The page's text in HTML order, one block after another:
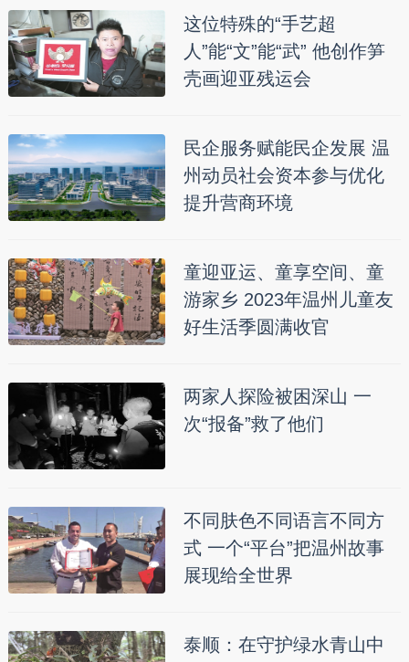
这位特殊的“手艺超
人”能“文”能“武” 他创作笋
壳画迎亚残运会
民企服务赋能民企发展 温
州动员社会资本参与优化
提升营商环境
童迎亚运、童享空间、童
游家乡 2023年温州儿童友
好生活季圆满收官
两家人探险被困深山 一
次“报备”救了他们
不同肤色不同语言不同方
式 一个“平台”把温州故事
展现给全世界
泰顺：在守护绿水青山中